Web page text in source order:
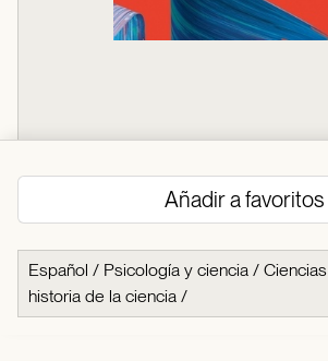
Añadir a favoritos
Español / Psicología y ciencia / Ciencias
historia de la ciencia /